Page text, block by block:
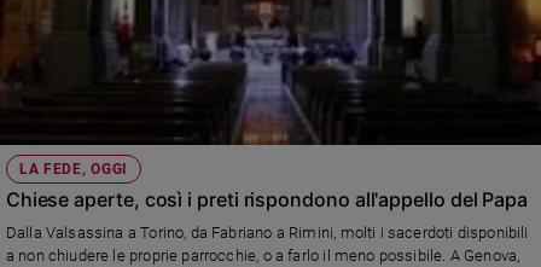
giustizia
Sport
Papa
Papa
Chiesa
LA FEDE, OGGI
Chiese aperte, così i preti rispondono all'appello del Papa
Dalla Valsassina a Torino, da Fabriano a Rimini, molti i sacerdoti disponibili
a non chiudere le proprie parrocchie, o a farlo il meno possibile. A Genova,